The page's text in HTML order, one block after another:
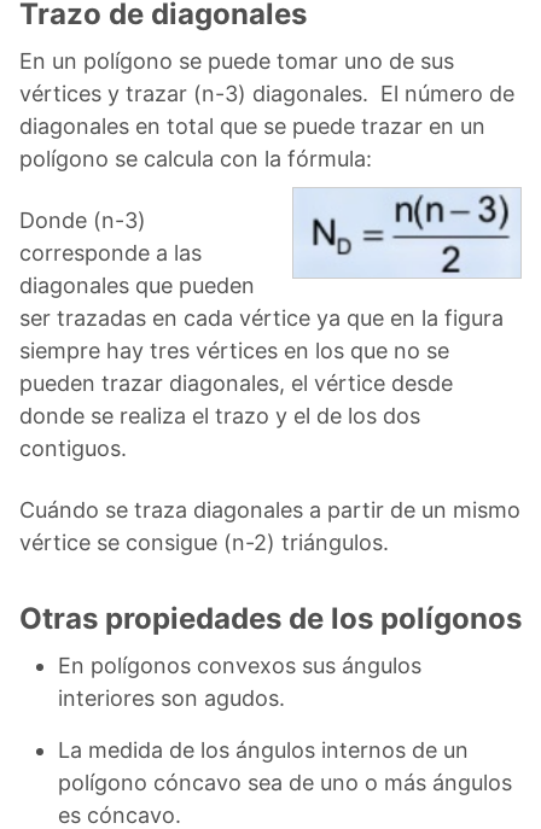
Trazo de diagonales
En un polígono se puede tomar uno de sus
vértices y trazar (n-3) diagonales. El número de
diagonales en total que se puede trazar en un
polígono se calcula con la fórmula:
Donde (n-3)
corresponde a las
diagonales que pueden
ser trazadas en cada vértice ya que en la figura
siempre hay tres vértices en los que no se
pueden trazar diagonales, el vértice desde
donde se realiza el trazo y el de los dos
contiguos.
Cuándo se traza diagonales a partir de un mismo
vértice se consigue (n-2) triángulos.
Otras propiedades de los polígonos
En polígonos convexos sus ángulos
interiores son agudos.
La medida de los ángulos internos de un
polígono cóncavo sea de uno o más ángulos
es cóncavo.